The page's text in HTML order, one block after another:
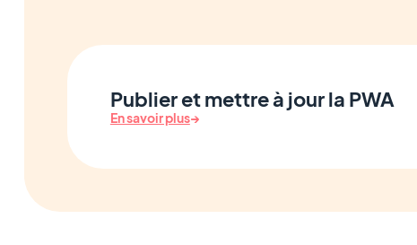
Publier et mettre à jour la PWA
En savoir plus→